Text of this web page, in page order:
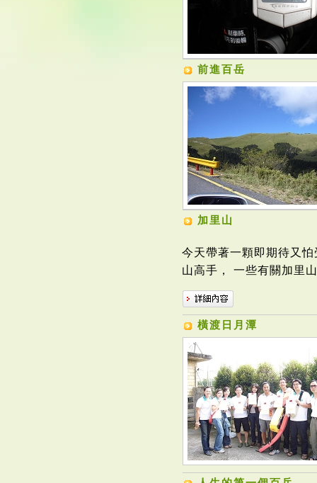
前進百岳
加里山
今天帶著一顆即期待又
山高手， 一些有關加里
橫渡日月潭